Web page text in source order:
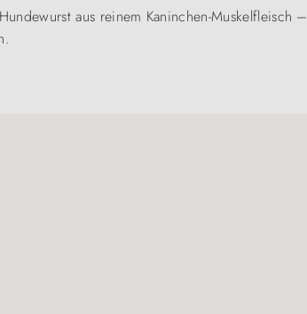
aus reinem Kaninchen-Muskelfleisch –